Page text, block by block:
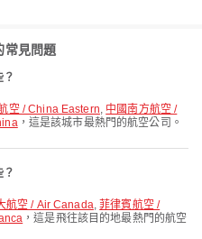
常見問題
空 / China Eastern, 中國南方航空 /
，這是該城市最熱門的航空公司。
航空 / Air Canada,菲律賓航空 /
，這是飛往該目的地最熱門的航空